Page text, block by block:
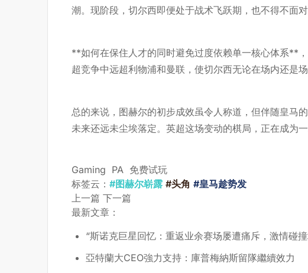
潮。现阶段，切尔西即便处于战术飞跃期，也不得不面对
**如何在保住人才的同时避免过度依赖单一核心体系**
超竞争中远超利物浦和曼联，使切尔西无论在场内还是场
总的来说，图赫尔的初步成效虽令人称道，但伴随皇马
未来还远未尘埃落定。英超这场变动的棋局，正在成为一
Gaming PA 免费试玩
标签云： #图赫尔崭露 #头角 #皇马趁势发
上一篇 下一篇
最新文章：
“斯诺克巨星回忆：重返业余赛场屡遭痛斥，激情碰
亞特蘭大CEO強力支持：庫普梅納斯留隊繼續效力